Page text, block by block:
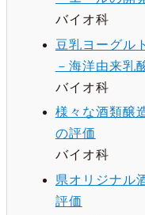
バイオ科
豆乳ヨーグル
－海洋由来乳
バイオ科
様々な酒類醸
の評価
バイオ科
県オリジナル
評価